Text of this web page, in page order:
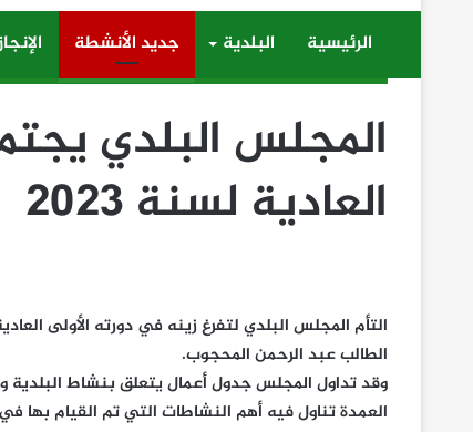
الرئيسية البلدية جديد الأنشطة
المجلس البلدي
العادية لسنة 2023
الطالب عبد الرحمن المحجوب.
وقد تداول المجلس جدول أعمال يتعلق بنشاط البلدية
العمدة تناول فيه أهم النشاطات التي تم القيام بها